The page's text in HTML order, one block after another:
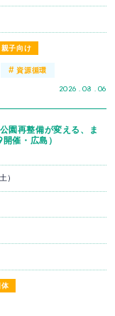
親子向け
2026 . 08 . 06
#資源循環
園再整備が変える、ま
催・広島）
）